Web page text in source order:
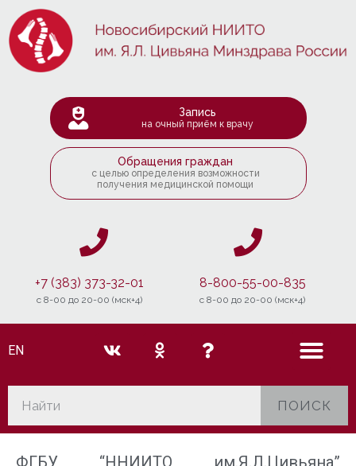
Запись
на очный приём к врачу
Обращения граждан
с целью определения возможности
получения медицинской помощи
+7 (383) 373-32-01
c 8-00 до 20-00 (мск+4)
8-800-55-00-835
c 8-00 до 20-00 (мск+4)
EN
ПОИСК